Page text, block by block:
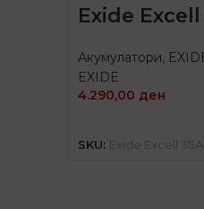
Exide Excell
Акумулатори,
EXIDE
4.290,00 ден
SKU: Exide Excell